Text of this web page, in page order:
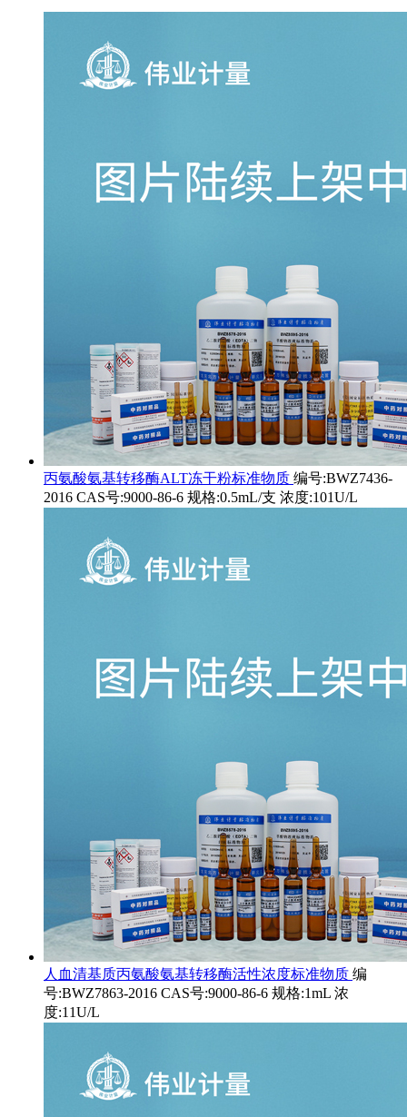
丙氨酸氨基转移酶ALT冻干粉标准物质 编号:BWZ7436-
2016 CAS号:9000-86-6 规格:0.5mL/支 浓度:101U/L
人血清基质丙氨酸氨基转移酶活性浓度标准物质 编
号:BWZ7863-2016 CAS号:9000-86-6 规格:1mL 浓
度:11U/L